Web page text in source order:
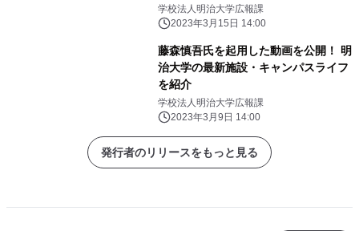
研究グループ
学校法人明治大学広報課
2023年3月15日 14:00
藤森慎吾氏を起用した動画を公開！ 明
治大学の最新施設・キャンパスライフ
を紹介
学校法人明治大学広報課
2023年3月9日 14:00
発行者のリリースをもっと見る